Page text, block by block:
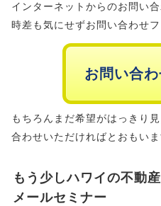
インターネットからのお問い
時差も気にせずお問い合わせフ
お問い合
もちろんまだ希望がはっきり
合わせいただければとおもいま
もう少しハワイの不動
メールセミナー